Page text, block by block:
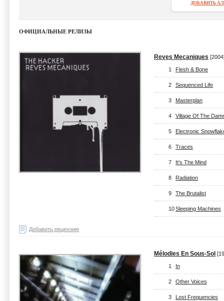
ДОБАВИТЬ
ОФИЦИАЛЬНЫЕ РЕЛИЗЫ
Reves Mecaniques
1 Flesh & Bone
2 Sequenced Life
3 Masterplan
4 Village Of The
5 Electronic
6 Traces
7 It's The Mind
8 Radiation
9 The Brutalist
10Sleeping Machines
Добавить рецензию
Mélodies En Sous-Sol
1 In
2 Other Voices
3 Lost Frequencies